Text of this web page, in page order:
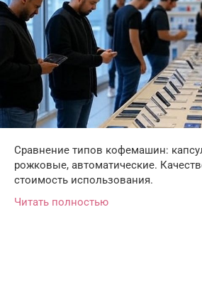
Сравнение типов кофемашин:
рожковые, автоматические.
стоимость использования.
Читать полностью